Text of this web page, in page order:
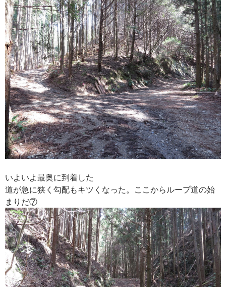
いよいよ最奥に到着した
道が急に狭く勾配もキツくなった。ここからループ道の始
まりだ⑦